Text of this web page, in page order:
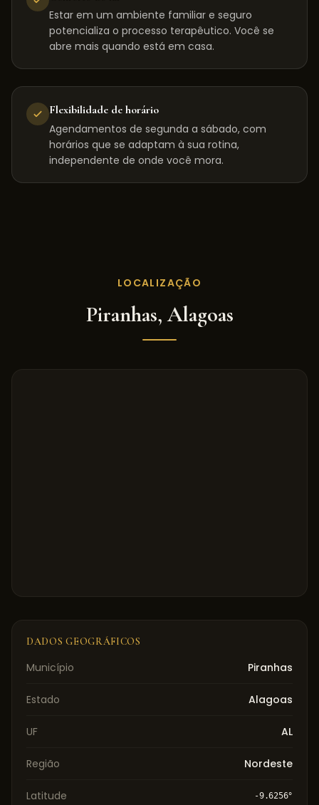
Estar em um ambiente familiar e seguro
potencializa o processo terapêutico. Você se
abre mais quando está em casa.
Flexibilidade de horário
Agendamentos de segunda a sábado, com
horários que se adaptam à sua rotina,
independente de onde você mora.
LOCALIZAÇÃO
Piranhas,Alagoas
DADOS GEOGRÁFICOS
Município Piranhas
Estado Alagoas
UF AL
Região Nordeste
Latitude -9.6256°